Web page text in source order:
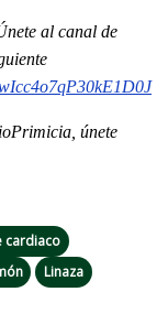
al canal de
únete
cardiaco
Linaza